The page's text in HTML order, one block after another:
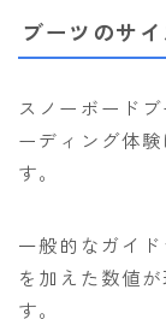
ブーツのサ
スノーボード
ーディング体
す。
一般的なガイ
を加えた数値
す。